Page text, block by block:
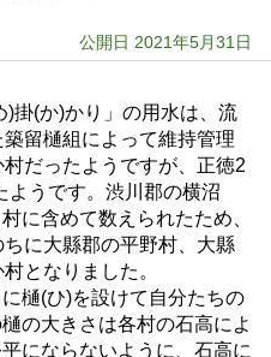
公開日 2021年5月31日
掛(か)かり」の用水は、流
留樋組によって維持管理
だったようですが、正徳2
ようです。渋川郡の横沼
に含めて数えられたため、
に大縣郡の平野村、大縣
となりました。
樋(ひ)を設けて自分たちの
の大きさは各村の石高によ
にならないように、石高に